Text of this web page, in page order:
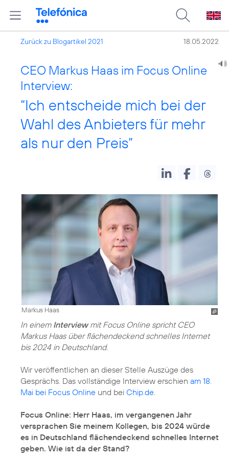
Zurück zu Blogartikel 2021 18.05.2022
CEO Markus Haas im Focus Online
Interview:
“Ich entscheide mich bei der
Wahl des Anbieters für mehr
als nur den Preis”
Markus Haas
In einem Interviewmit Focus Online spricht CEO
Markus Haas über flächendeckend schnelles Internet
bis 2024 in Deutschland.
Wir veröffentlichen an dieser Stelle Auszüge des
Gesprächs. Das vollständige Interview erschien am 18.
Mai bei Focus Online und bei Chip.de
Focus Online: Herr Haas, im vergangenen Jahr
versprachen Sie meinem Kollegen, bis 2024 würde
es in Deutschland flächendeckend schnelles Internet
geben. Wie ist da der Stand?